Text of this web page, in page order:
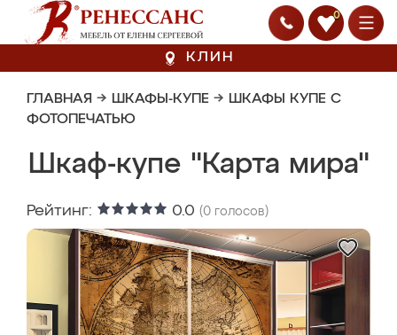
0
КЛИН
ГЛАВНАЯ → ШКАФЫ-КУПЕ → ШКАФЫ КУПЕ С
ФОТОПЕЧАТЬЮ
Шкаф-купе "Карта мира"
Рейтинг: 0.0 (0 голосов)